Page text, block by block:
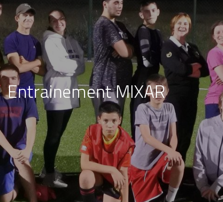
Entrainement MIXAR